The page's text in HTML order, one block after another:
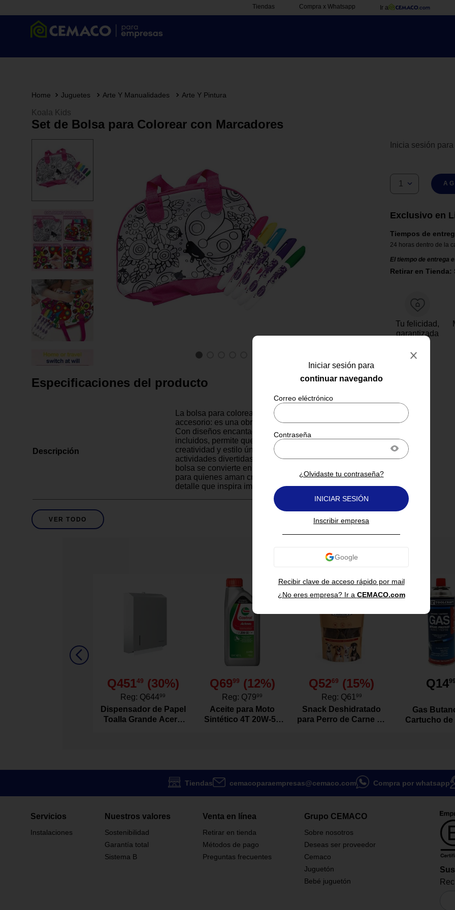
Tiendas Compra x Whatsapp Ir a
Iniciar sesión para
continuar navegando
Recibir clave de acceso rápido por mail
¿Olvidaste tu contraseña?
INICIAR SESIÓN
Inscribir empresa
¿No eres empresa? Ir a CEMACO.com
Juguetes Arte Y Manualidades Arte Y Pintura
Koala Kids
Set de Bolsa para Colorear con Marcadores
Inicia sesión
1
Exclusivo en
Tiempos de
24 horas dentro de la
El tiempo de entrega
Retirar en Tienda:
Tu felicidad,
garantizada
Especificaciones del producto
Descripción
La bolsa para colorear es mucho más que un
accesorio: es una obra de arte en tus manos.
Con diseños encantadores y marcadores
incluidos, permite que cada niño exprese su
creatividad y estilo único. Perfecta para
actividades divertidas y educativas, esta
bolsa se convierte en el complemento ideal
para quienes aman crear y personalizar. ¡Un
detalle que inspira imaginación!
Accesorios que Incluye
1 bolsa para colorear y 5 marcadores de
Incluye 5 marcadores.
Diseño para personalizar.
Material resistente.
Fácil de limpiar.
Ideal para manualidades.
Largo: 25 cm cm
Alto: 20 cm
Koala Kids
VER TODO
También te puede interesar
Q45149 (30%)
Reg: Q64499
Dispensador de Papel
Toalla Grande Acero
Q6999 (12%)
Reg: Q7999
Aceite para Moto
Sintético 4T 20W-50
Q5269 (15%)
Reg: Q61 99
Snack Deshidratado
para Perro de Carne de
Q14
Gas
Cartucho de
Tiendas cemacoparaempresas@cemaco.com Compra por whatsapp
Servicios
Instalaciones
Nuestros valores
Sostenibilidad
Garantía total
Sistema B
Venta en línea
Retirar en tienda
Métodos de pago
Preguntas frecuentes
Grupo CEMACO
Sobre nosotros
Deseas ser proveedor
Cemaco
Juguetón
Bebé juguetón